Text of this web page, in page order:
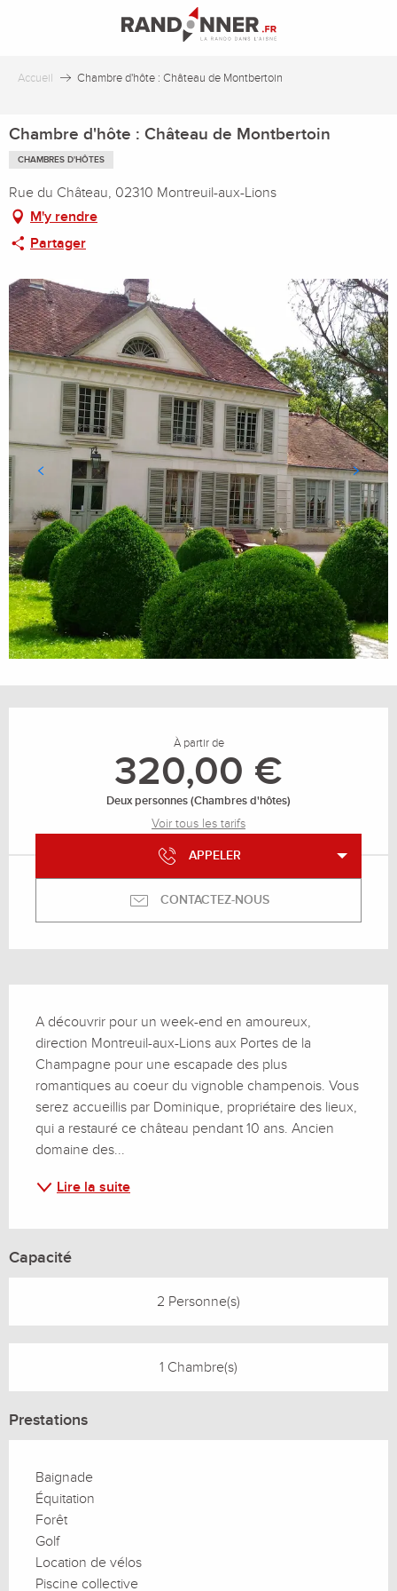
principal
Accueil Chambre d'hôte : Château de Montbertoin
Chambre d'hôte : Château de Montbertoin
CHAMBRES D'HÔTES
Rue du Château, 02310 Montreuil-aux-Lions
M'y rendre
Partager
À partir de
320,00 €
Deux personnes (Chambres d'hôtes)
Voir tous les tarifs
APPELER
CONTACTEZ-NOUS
A découvrir pour un week-end en amoureux,
direction Montreuil-aux-Lions aux Portes de la
Champagne pour une escapade des plus
romantiques au coeur du vignoble champenois. Vous
serez accueillis par Dominique, propriétaire des lieux,
qui a restauré ce château pendant 10 ans. Ancien
domaine des...
Lire la suite
Capacité
2 Personne(s)
1 Chambre(s)
Prestations
Baignade
Équitation
Forêt
Golf
Location de vélos
Piscine collective